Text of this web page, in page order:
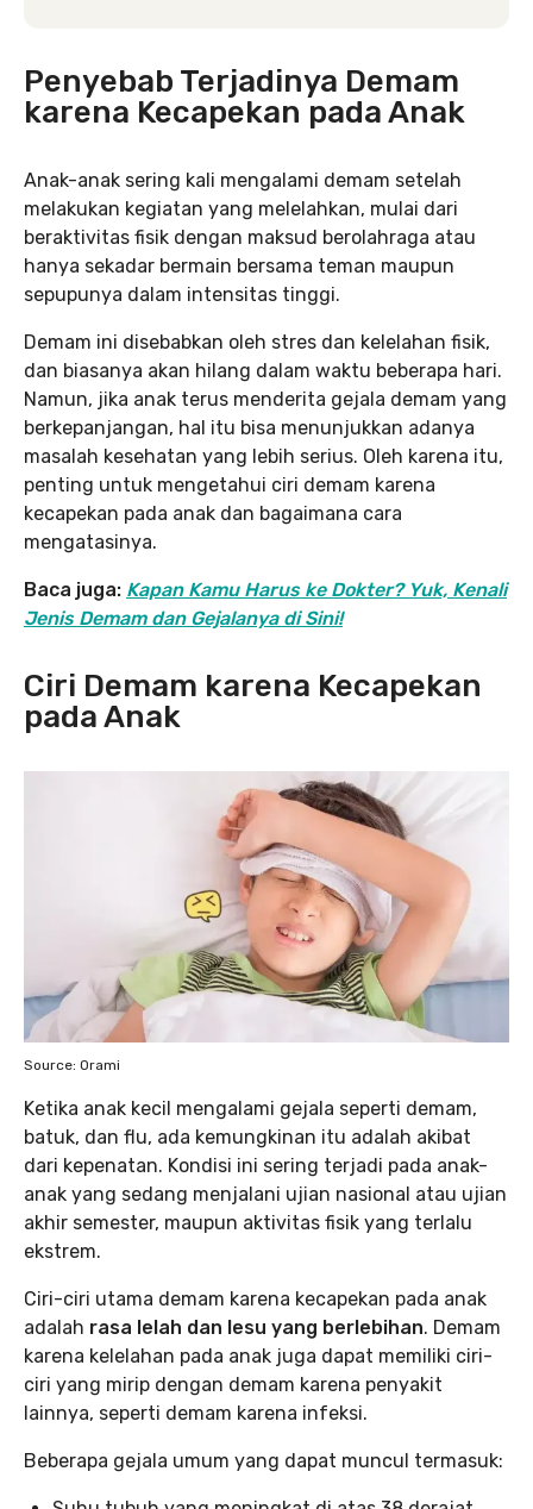
Penyebab Terjadinya Demam
karena Kecapekan pada Anak
Anak-anak sering kali mengalami demam setelah
melakukan kegiatan yang melelahkan, mulai dari
beraktivitas fisik dengan maksud berolahraga atau
hanya sekadar bermain bersama teman maupun
sepupunya dalam intensitas tinggi.
Demam ini disebabkan oleh stres dan kelelahan fisik,
dan biasanya akan hilang dalam waktu beberapa hari.
Namun, jika anak terus menderita gejala demam yang
berkepanjangan, hal itu bisa menunjukkan adanya
masalah kesehatan yang lebih serius. Oleh karena itu,
penting untuk mengetahui ciri demam karena
kecapekan pada anak dan bagaimana cara
mengatasinya.
Baca juga: Kapan Kamu Harus ke Dokter? Yuk, Kenali
Jenis Demam dan Gejalanya di Sini!
Ciri Demam karena Kecapekan
pada Anak
Source: Orami
Ketika anak kecil mengalami gejala seperti demam,
batuk, dan flu, ada kemungkinan itu adalah akibat
dari kepenatan. Kondisi ini sering terjadi pada anak-
anak yang sedang menjalani ujian nasional atau ujian
akhir semester, maupun aktivitas fisik yang terlalu
ekstrem.
Ciri-ciri utama demam karena kecapekan pada anak
adalah rasa lelah dan lesu yang berlebihan. Demam
karena kelelahan pada anak juga dapat memiliki ciri-
ciri yang mirip dengan demam karena penyakit
lainnya, seperti demam karena infeksi.
Beberapa gejala umum yang dapat muncul termasuk: